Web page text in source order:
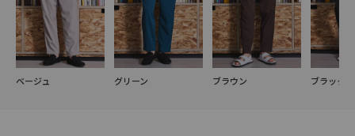
ベージュ グリーン ブラウン ブラック